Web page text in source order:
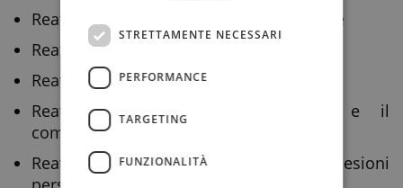
Reati contro la Pubblica Amministrazione
Reati dolosi e colposi di pericolo
Reati contro la fede pubblica
Reati contro l’economia pubblica e il
commercio
Reati contro la persona (omicidio e lesioni
STRETTAMENTE NECESSARI
PERFORMANCE
TARGETING
FUNZIONALITÀ